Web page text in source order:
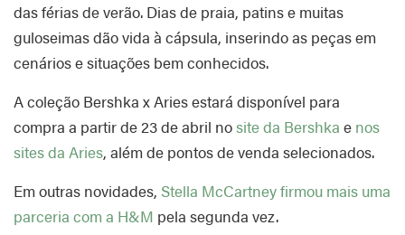
das férias de verão. Dias de praia, patins e muitas
guloseimas dão vida à cápsula, inserindo as peças em
cenários e situações bem conhecidos.
A coleção Bershka x Aries estará disponível para
compra a partir de 23 de abril nosite da Bershka e nos
sites da Aries, além de pontos de venda selecionados.
Em outras novidades, Stella McCartney firmou mais uma
parceria com a H&M pela segunda vez.